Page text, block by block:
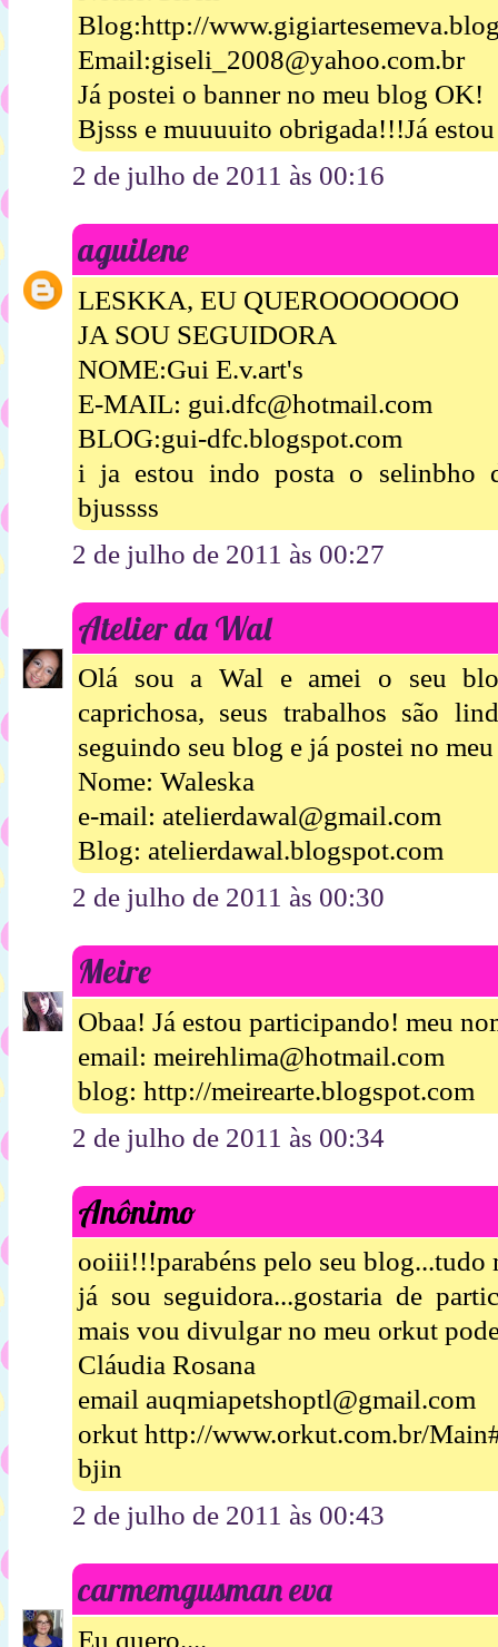
Blog:http://
Email:giseli_2008@yahoo.com.br
Já postei o banner no meu blog OK!
Bjsss e muuuuito obrigada!!!Já
2 de julho de 2011 às 00:16
aguilene
LESKKA, EU QUEROOOOOOO
JA SOU SEGUIDORA
NOME:Gui E.v.art's
E-MAIL: gui.dfc@hotmail.com
BLOG:gui-dfc.blogspot.com
i ja estou indo posta o selinbho
bjussss
2 de julho de 2011 às 00:27
Atelier da Wal
Olá sou a Wal e amei o seu
caprichosa, seus trabalhos são
seguindo seu blog e já postei no
Nome: Waleska
e-mail: atelierdawal@gmail.com
Blog: atelierdawal.blogspot.com
2 de julho de 2011 às 00:30
Meire
Obaa! Já estou participando! meu
email: meirehlima@hotmail.com
blog: http://meirearte.blogspot.com
2 de julho de 2011 às 00:34
Anônimo
ooiii!!!parabéns pelo seu
já sou seguidora...gostaria de
mais vou divulgar no meu orkut
Cláudia Rosana
email auqmiapetshoptl@gmail.com
orkut http://www.orkut.com.br/
bjin
2 de julho de 2011 às 00:43
carmemgusman eva
Eu quero....